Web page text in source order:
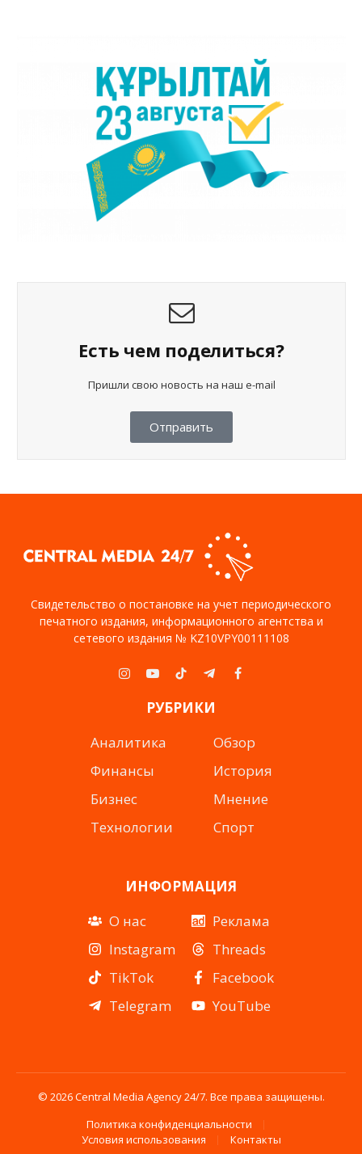
Есть чем поделиться?
Пришли свою новость на наш e-mail
Отправить
Свидетельство о постановке на учет периодического
печатного издания, информационного агентства и
сетевого издания № KZ10VPY00111108
Instagram
YouTubeTikTokTelegramFacebook
РУБРИКИ
Аналитика
Финансы
Бизнес
Технологии
Обзор
История
Мнение
Спорт
ИНФОРМАЦИЯ
О нас
Instagram
TikTok
Telegram
Реклама
Threads
Facebook
YouTube
© 2026 Central Media Agency 24/7. Все права защищены.
Политика конфиденциальности
Условия использования
Контакты